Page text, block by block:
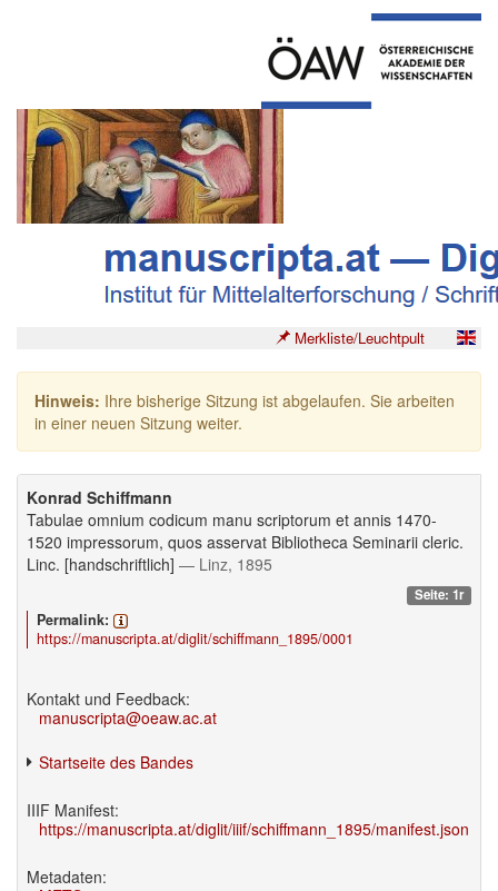
Merkliste/Leuchtpult
Hinweis: Ihre bisherige Sitzung ist abgelaufen. Sie arbeiten
in einer neuen Sitzung weiter.
Konrad Schiffmann
Tabulae omnium codicum manu scriptorum et annis 1470-
1520 impressorum, quos asservat Bibliotheca Seminarii cleric.
Linc. [handschriftlich] — Linz, 1895
Seite: 1r
Permalink:
https://manuscripta.at/diglit/schiffmann_1895/0001
Kontakt und Feedback:
manuscripta@oeaw.ac.at
Startseite des Bandes
IIIF Manifest:
https://manuscripta.at/diglit/iiif/schiffmann_1895/manifest.json
Metadaten: